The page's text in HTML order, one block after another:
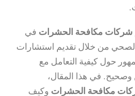
شركات مكافحة الحشرات في
من خلال تقديم استشارات
حول كيفية التعامل مع
في هذا المقال،
مكافحة الحشرات وكيف